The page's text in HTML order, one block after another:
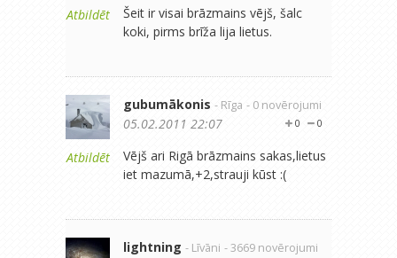
Atbildēt
Šeit ir visai brāzmains vējš, šalc
koki, pirms brīža lija lietus.
Atbildēt
gubumākonis - Rīga - 0 novērojumi
0
0
05.02.2011 22:07
Vējš ari Rigā brāzmains sakas,lietus
iet mazumā,+2,strauji kūst :(
lightning - Līvāni - 3669 novērojumi